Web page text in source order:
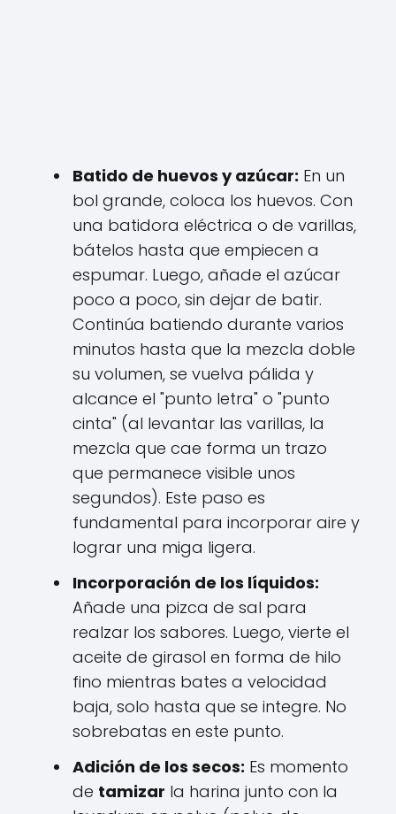
Batido de huevos y azúcar: En un
bol grande, coloca los huevos. Con
una batidora eléctrica o de varillas,
bátelos hasta que empiecen a
espumar. Luego, añade el azúcar
poco a poco, sin dejar de batir.
Continúa batiendo durante varios
minutos hasta que la mezcla doble
su volumen, se vuelva pálida y
alcance el "punto letra" o "punto
cinta" (al levantar las varillas, la
mezcla que cae forma un trazo
que permanece visible unos
segundos). Este paso es
fundamental para incorporar aire y
lograr una miga ligera.
Incorporación de los líquidos:
Añade una pizca de sal para
realzar los sabores. Luego, vierte el
aceite de girasol en forma de hilo
fino mientras bates a velocidad
baja, solo hasta que se integre. No
sobrebatas en este punto.
Adición de los secos: Es momento
de tamizar la harina junto con la